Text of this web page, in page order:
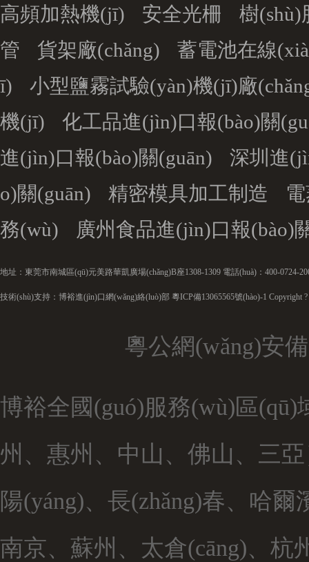
高頻加熱機(jī) 安全光柵
樹
管
貨架廠(chǎng)
蓄電池在線
ī)
小型鹽霧試驗(yàn)機(jī)廠
機(jī)
化工品進(jìn)口報(bào)關
進(jìn)口報(bào)關(guān)
深圳進
o)關(guān)
精密模具加工制造
務(wù)
廣州食品進(jìn)口報(bào)
地址：東莞市南城區(qū)元美路華凱廣場(chǎng)B座1308-1309 電話(huà)：400-0724-
技術(shù)支持：博裕進(jìn)口網(wǎng)絡(luò)部 粵ICP備13065565號(hào)-1 Copyright
粵公網(wǎng)安
博裕全國(guó)服務(wù)區
州、惠州、中山、佛山、三
陽(yáng)、長(zhǎng)春、哈
南京、蘇州、太倉(cāng)、杭